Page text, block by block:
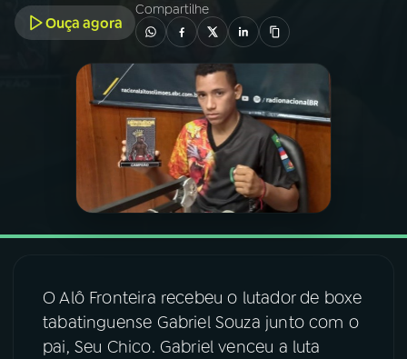
PROGRAMAÇÃO
PROGRAMAS
07 ÚLTIMAS
Ouça agora
Compartilhe
O Alô Fronteira recebeu o lutador de boxe
tabatinguense Gabriel Souza junto com o
pai, Seu Chico. Gabriel venceu a luta